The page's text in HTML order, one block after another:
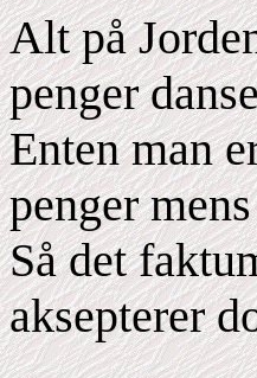
Alt på
penger
Enten man
penger
Så det
aksepterer